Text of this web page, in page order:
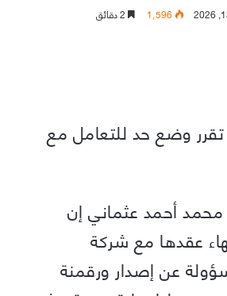
1٬596
تقرر وضع حد للتعامل مع
محمد أحمد عثماني إن
عقدها مع شركة
عن إصدار ورقمنة